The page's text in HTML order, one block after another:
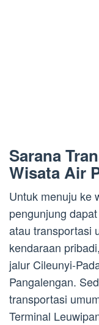
Sarana
Wisata Air
Untuk menuju ke
pengunjung
atau transportasi
kendaraan
jalur Cileunyi-
Pangalengan.
transportasi
Terminal